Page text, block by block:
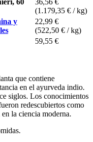
(1.179,35 € / kg)
y
22,99 €
(522,50 € / kg)
59,55 €
que contiene
en el ayurveda indio.
siglos. Los conocimientos
redescubiertos como
la ciencia moderna.